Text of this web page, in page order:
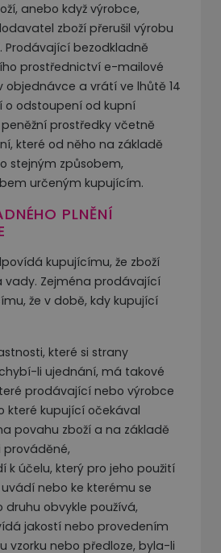
anebo když výrobce,
zboží přerušil výrobu
Prodávající bezodkladně
prostřednictví e-mailové
objednávce a vrátí ve lhůtě 14
o odstoupení od kupní
prostředky včetně
které od něho na základě
stejným způsobem,
určeným kupujícím.
PLNĚNÍ
kupujícímu, že zboží
vady. Zejména prodávající
že v době, kdy kupující
které si strany
li ujednání, má takové
prodávající nebo výrobce
které kupující očekával
povahu zboží a na základě
prováděné,
k účelu, který pro jeho použití
nebo ke kterému se
druhu obvykle používá,
jakostí nebo provedením
vzorku nebo předloze, byla-li